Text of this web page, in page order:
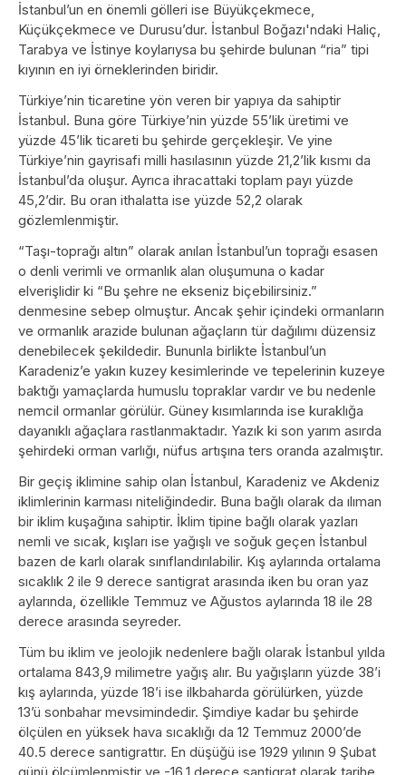
İstanbul’un en önemli gölleri ise Büyükçekmece,
Küçükçekmece ve Durusu’dur. İstanbul Boğazı'ndaki Haliç,
Tarabya ve İstinye koylarıysa bu şehirde bulunan “ria” tipi
kıyının en iyi örneklerinden biridir.
Türkiye’nin ticaretine yön veren bir yapıya da sahiptir
İstanbul. Buna göre Türkiye’nin yüzde 55’lik üretimi ve
yüzde 45’lik ticareti bu şehirde gerçekleşir. Ve yine
Türkiye’nin gayrisafi milli hasılasının yüzde 21,2’lik kısmı da
İstanbul’da oluşur. Ayrıca ihracattaki toplam payı yüzde
45,2’dir. Bu oran ithalatta ise yüzde 52,2 olarak
gözlemlenmiştir.
“Taşı-toprağı altın” olarak anılan İstanbul’un toprağı esasen
o denli verimli ve ormanlık alan oluşumuna o kadar
elverişlidir ki “Bu şehre ne ekseniz biçebilirsiniz.”
denmesine sebep olmuştur. Ancak şehir içindeki ormanların
ve ormanlık arazide bulunan ağaçların tür dağılımı düzensiz
denebilecek şekildedir. Bununla birlikte İstanbul’un
Karadeniz’e yakın kuzey kesimlerinde ve tepelerinin kuzeye
baktığı yamaçlarda humuslu topraklar vardır ve bu nedenle
nemcil ormanlar görülür. Güney kısımlarında ise kuraklığa
dayanıklı ağaçlara rastlanmaktadır. Yazık ki son yarım asırda
şehirdeki orman varlığı, nüfus artışına ters oranda azalmıştır.
Bir geçiş iklimine sahip olan İstanbul, Karadeniz ve Akdeniz
iklimlerinin karması niteliğindedir. Buna bağlı olarak da ılıman
bir iklim kuşağına sahiptir. İklim tipine bağlı olarak yazları
nemli ve sıcak, kışları ise yağışlı ve soğuk geçen İstanbul
bazen de karlı olarak sınıflandırılabilir. Kış aylarında ortalama
sıcaklık 2 ile 9 derece santigrat arasında iken bu oran yaz
aylarında, özellikle Temmuz ve Ağustos aylarında 18 ile 28
derece arasında seyreder.
Tüm bu iklim ve jeolojik nedenlere bağlı olarak İstanbul yılda
ortalama 843,9 milimetre yağış alır. Bu yağışların yüzde 38’i
kış aylarında, yüzde 18’i ise ilkbaharda görülürken, yüzde
13’ü sonbahar mevsimindedir. Şimdiye kadar bu şehirde
ölçülen en yüksek hava sıcaklığı da 12 Temmuz 2000’de
40.5 derece santigrattır. En düşüğü ise 1929 yılının 9 Şubat